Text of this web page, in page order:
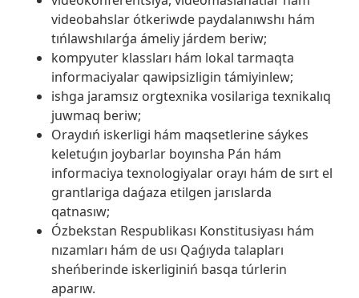
videobahslar ótkeriwde paydalanıwshı hám
tıńlawshılarǵa ámeliy járdem beriw;
kompyuter klassları hám lokal tarmaqta
informaciyalar qawipsizligin támiyinlew;
ishga jaramsız orgtexnika vosilariga texnikalıq
juwmaq beriw;
Oraydıń iskerligi hám maqsetlerine sáykes
keletuǵın joybarlar boyınsha Pán hám
informaciya texnologiyalar orayı hám de sırt el
grantlariga daǵaza etilgen jarıslarda
qatnasıw;
Ózbekstan Respublikası Konstitusiyası hám
nızamları hám de usı Qaǵıyda talapları
sheńberinde iskerliginiń basqa túrlerin
aparıw.